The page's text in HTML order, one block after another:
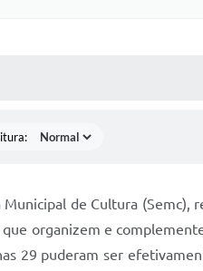
de Cultura
organizem e
29 puderam ser